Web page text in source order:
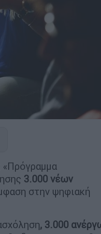
«Πρόγραμμα
3.000 νέων
στην ψηφιακή
, 3.000